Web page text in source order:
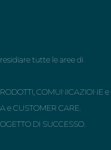
tutte le aree di
COMUNICAZIONE e
CUSTOMER CARE.
DI SUCCESSO.